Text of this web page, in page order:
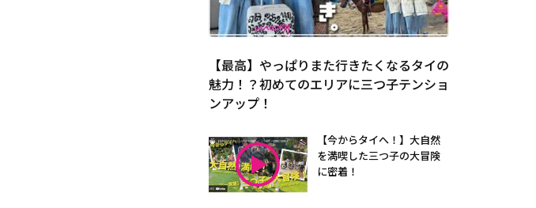
【最高】やっぱりまた行きたくなるタイの
魅力！？初めてのエリアに三つ子テンショ
ンアップ！
【今からタイへ！】大自然
を満喫した三つ子の大冒険
に密着！